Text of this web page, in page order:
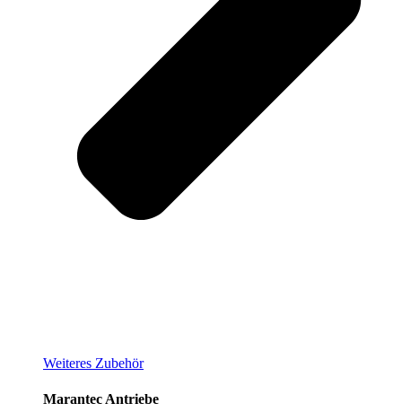
Weiteres Zubehör
Marantec Antriebe